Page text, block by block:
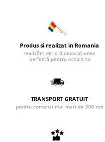
Produs si realizat in Romania
realizăm de la 0,decorațiunea
perfectă pentru ocazia ta
TRANSPORT GRATUIT
pentru comenzi mai mari de 300 ron